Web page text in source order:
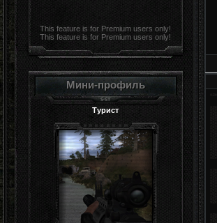
This feature is for Premium users only!
This feature is for Premium users only!
Мини-профиль
Турист